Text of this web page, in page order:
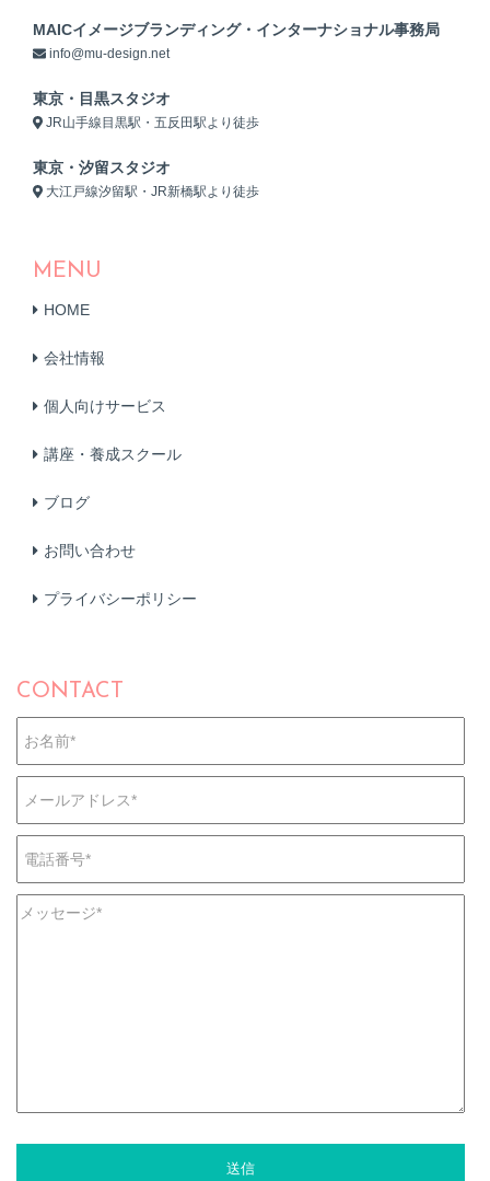
MAICイメージブランディング・インターナショナル事務局
info@mu-design.net
東京・目黒スタジオ
JR山手線目黒駅・五反田駅より徒歩
東京・汐留スタジオ
大江戸線汐留駅・JR新橋駅より徒歩
MENU
HOME
会社情報
個人向けサービス
講座・養成スクール
ブログ
お問い合わせ
プライバシーポリシー
CONTACT